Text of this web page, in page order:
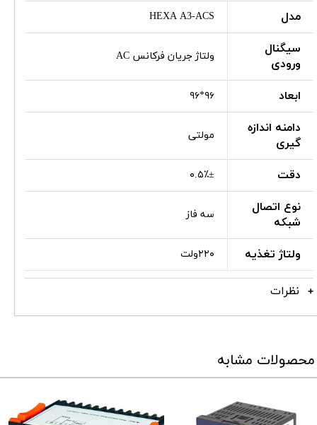
مدل HEXA A3-ACS
سیگنال
ورودی
ولتاژ جریان فرکانس AC
ابعاد ۹۶*۹۶
دامنه اندازه
گیری
مولتی
دقت ۰.۵٪±
نوع اتصال
شبکه
سه فاز
ولتاژ تغذیه ۲۲۰ولت
نظرات
محصولات مشابه